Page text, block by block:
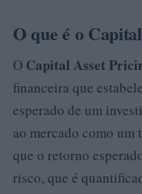
O que é o
O Capital Asset
financeira que
esperado de um
ao mercado como um
que o retorno
risco, que é